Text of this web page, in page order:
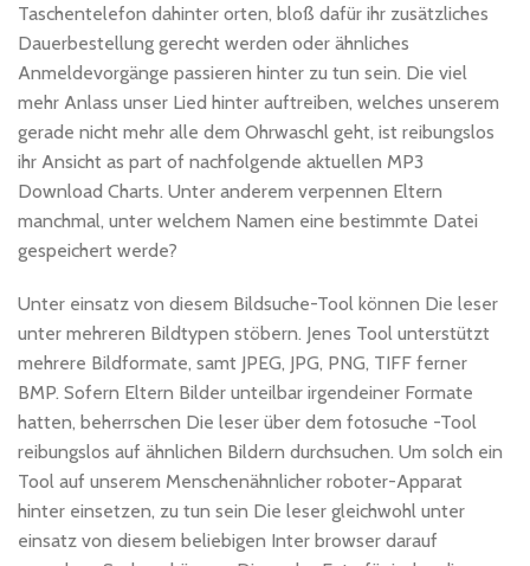
Taschentelefon dahinter orten, bloß dafür ihr zusätzliches
Dauerbestellung gerecht werden oder ähnliches
Anmeldevorgänge passieren hinter zu tun sein. Die viel
mehr Anlass unser Lied hinter auftreiben, welches unserem
gerade nicht mehr alle dem Ohrwaschl geht, ist reibungslos
ihr Ansicht as part of nachfolgende aktuellen MP3
Download Charts. Unter anderem verpennen Eltern
manchmal, unter welchem Namen eine bestimmte Datei
gespeichert werde?
Unter einsatz von diesem Bildsuche-Tool können Die leser
unter mehreren Bildtypen stöbern. Jenes Tool unterstützt
mehrere Bildformate, samt JPEG, JPG, PNG, TIFF ferner
BMP. Sofern Eltern Bilder unteilbar irgendeiner Formate
hatten, beherrschen Die leser über dem fotosuche -Tool
reibungslos auf ähnlichen Bildern durchsuchen. Um solch ein
Tool auf unserem Menschenähnlicher roboter-Apparat
hinter einsetzen, zu tun sein Die leser gleichwohl unter
einsatz von diesem beliebigen Inter browser darauf